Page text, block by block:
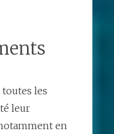
les
leur
en